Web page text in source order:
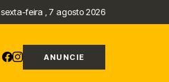
sexta-feira , 7 agosto 2026
ANUNCIE